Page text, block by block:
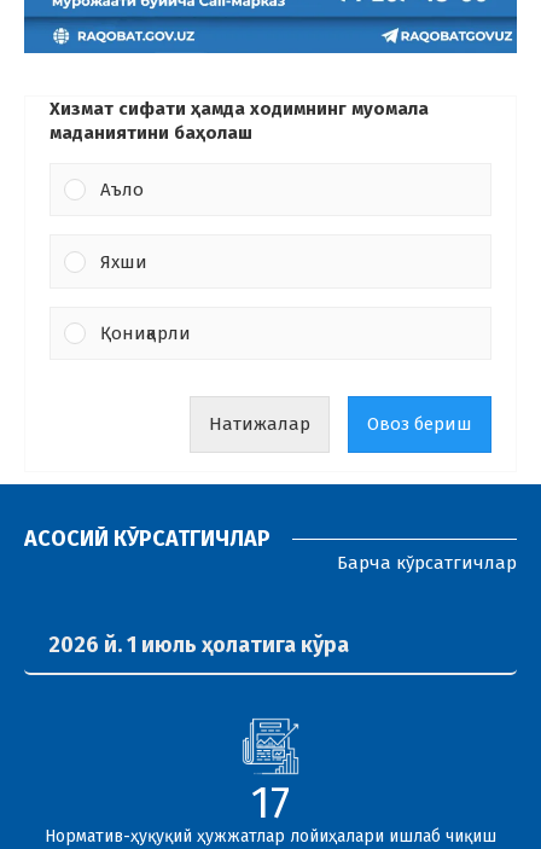
Хизмат сифати ҳамда ходимнинг муомала
маданиятини баҳолаш
Аъло
Яхши
Қониқарли
Натижалар Овоз бериш
АСОСИЙ КЎРСАТГИЧЛАР
Барча кўрсатгичлар
2026 й. 1 июль ҳолатига кўра
17
Норматив-ҳуқуқий ҳужжатлар лойиҳалари ишлаб чиқиш